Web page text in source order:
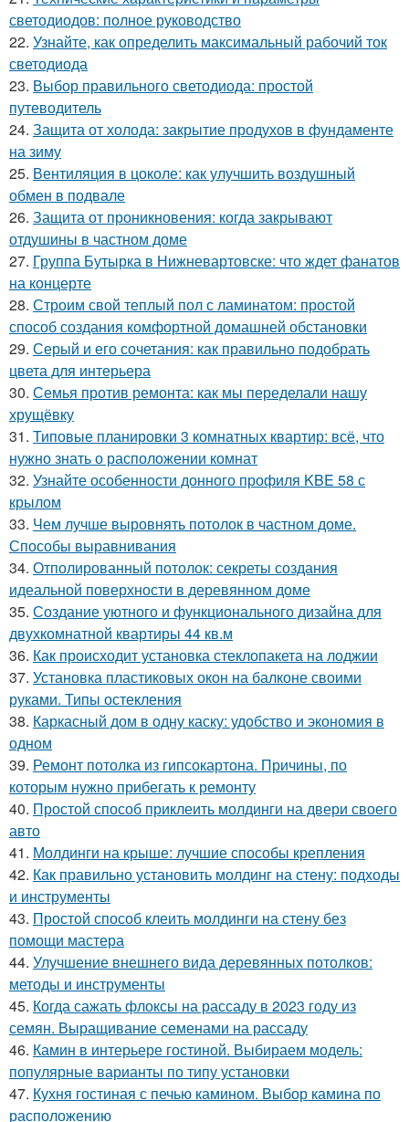
светодиодов: полное руководство
22. Узнайте, как определить максимальный рабочий ток
светодиода
23. Выбор правильного светодиода: простой
путеводитель
24. Защита от холода: закрытие продухов в фундаменте
на зиму
25. Вентиляция в цоколе: как улучшить воздушный
обмен в подвале
26. Защита от проникновения: когда закрывают
отдушины в частном доме
27. Группа Бутырка в Нижневартовске: что ждет фанатов
на концерте
28. Строим свой теплый пол с ламинатом: простой
способ создания комфортной домашней обстановки
29. Серый и его сочетания: как правильно подобрать
цвета для интерьера
30. Семья против ремонта: как мы переделали нашу
хрущёвку
31. Типовые планировки 3 комнатных квартир: всё, что
нужно знать о расположении комнат
32. Узнайте особенности донного профиля KBE 58 с
крылом
33. Чем лучше выровнять потолок в частном доме.
Способы выравнивания
34. Отполированный потолок: секреты создания
идеальной поверхности в деревянном доме
35. Создание уютного и функционального дизайна для
двухкомнатной квартиры 44 кв.м
36. Как происходит установка стеклопакета на лоджии
37. Установка пластиковых окон на балконе своими
руками. Типы остекления
38. Каркасный дом в одну каску: удобство и экономия в
одном
39. Ремонт потолка из гипсокартона. Причины, по
которым нужно прибегать к ремонту
40. Простой способ приклеить молдинги на двери своего
авто
41. Молдинги на крыше: лучшие способы крепления
42. Как правильно установить молдинг на стену: подходы
и инструменты
43. Простой способ клеить молдинги на стену без
помощи мастера
44. Улучшение внешнего вида деревянных потолков:
методы и инструменты
45. Когда сажать флоксы на рассаду в 2023 году из
семян. Выращивание семенами на рассаду
46. Камин в интерьере гостиной. Выбираем модель:
популярные варианты по типу установки
47. Кухня гостиная с печью камином. Выбор камина по
расположению